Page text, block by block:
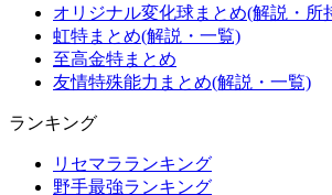
オリジナル変化球まとめ(解説・所
虹特まとめ(解説・一覧)
至高金特まとめ
友情特殊能力まとめ(解説・一覧)
ランキング
リセマラランキング
野手最強ランキング